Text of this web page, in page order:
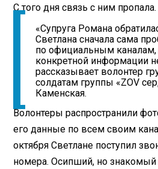
С того дня связь с ним пропала.
«Супруга Романа
Светлана сначала сама
по официальным каналам,
конкретной информации
рассказывает волонтер
солдатам группы «ZOV
Каменская.
Волонтеры распространили
его данные по всем своим
октября Светлане поступил
номера. Осипший, но знакомый